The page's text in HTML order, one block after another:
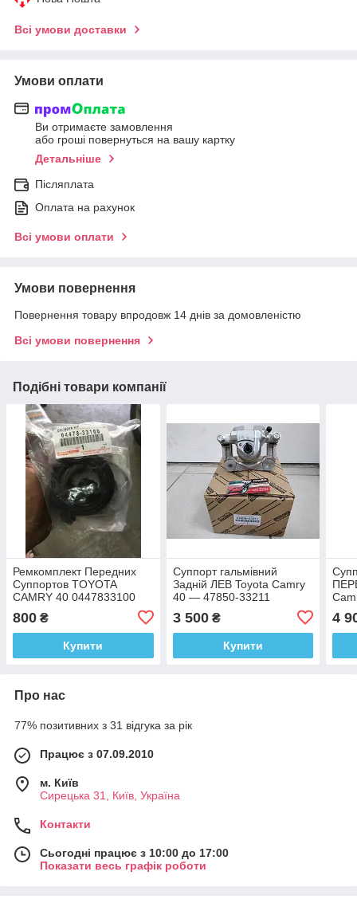
Всі умови доставки
Умови оплати
Ви отримаєте замовлення
або гроші повернуться на вашу картку
Детальніше
Післяплата
Оплата на рахунок
Всі умови оплати
Умови повернення
Повернення товару впродовж 14 днів за домовленістю
Всі умови повернення
Подібні товари компанії
Ремкомплект Передних
Суппортов TOYOTA
CAMRY 40 0447833100
800 ₴
Купити
Суппорт гальмівний
Задній ЛЕВ Toyota Camry
40 — 47850-33211
3 500₴
Купити
4
Про нас
77% позитивних з 31 відгука за рік
Працює з 07.09.2010
м. Київ
Сирецька 31, Київ, Україна
Контакти
Сьогодні працює з 10:00 до 17:00
Показати весь графік роботи